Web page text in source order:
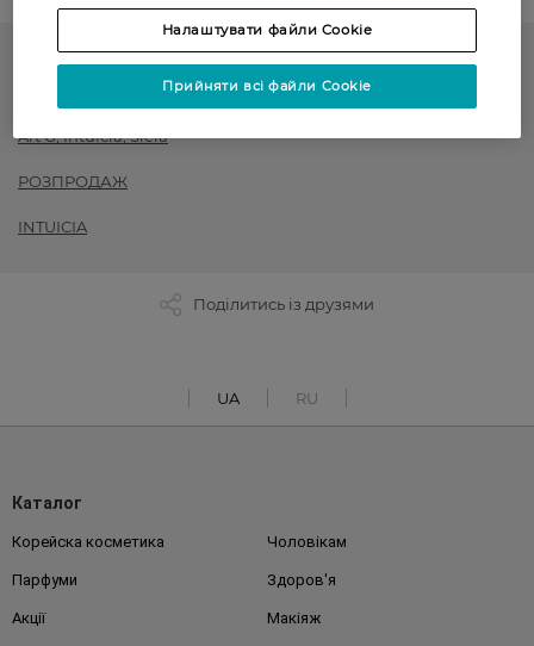
Жіночі колготки
до -50% на обраний асортимент товарів ТМ Women`s code,
Art G, Intuicia, Siela
РОЗПРОДАЖ
INTUICIA
Поділитись із друзями
UA RU
Каталог
Корейска косметика Чоловікам
Парфуми Здоров'я
Акції Макіяж
Налаштувати файли Cookie
Прийняти всі файли Cookie